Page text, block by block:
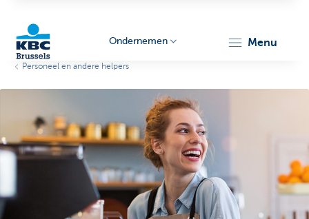
Ondernemers
Ondernemen menu
Personeel en andere helpers